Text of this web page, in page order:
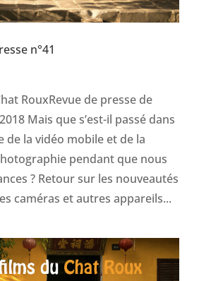
n°41
RouxRevue de presse de
Mais que s’est-il passé dans
de la vidéo mobile et de la
pendant que nous
? Retour sur les nouveautés
caméras et autres appareils...